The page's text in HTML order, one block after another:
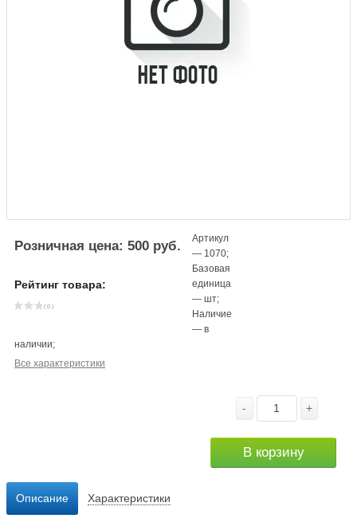
Розничная цена: 500 руб.
Рейтинг товара:
( 0 )
Артикул
— 1070;
Базовая
единица
—шт;
Наличие
—в
наличии;
Все характеристики
- +
В корзину
Описание Характеристики